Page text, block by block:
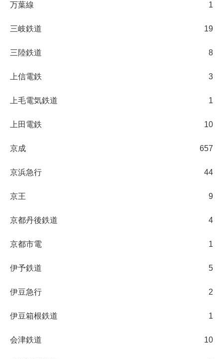
万葉線 1
三岐鉄道 19
三陸鉄道 8
上信電鉄 3
上毛電気鉄道 1
上田電鉄 10
京成 657
京浜急行 44
京王 9
京都丹後鉄道 4
京都市電 1
伊予鉄道 5
伊豆急行 2
伊豆箱根鉄道 1
会津鉄道 10